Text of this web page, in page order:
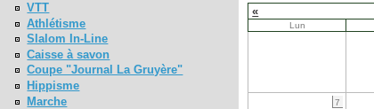
VTT
Athlétisme
Slalom In-Line
Caisse à savon
Coupe "Journal La Gruyère"
Hippisme
Marche
«
Lun
7